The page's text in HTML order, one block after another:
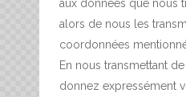
aux données que nous
alors de nous les
coordonnées
En nous transmettant
donnez expressément